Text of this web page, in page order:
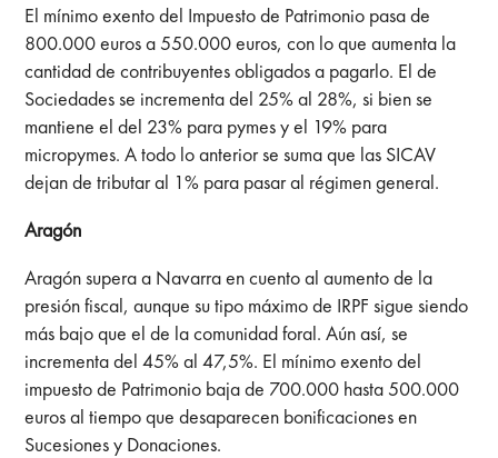
El mínimo exento del Impuesto de Patrimonio pasa de
800.000 euros a 550.000 euros, con lo que aumenta la
cantidad de contribuyentes obligados a pagarlo. El de
Sociedades se incrementa del 25% al 28%, si bien se
mantiene el del 23% para pymes y el 19% para
micropymes. A todo lo anterior se suma que las SICAV
dejan de tributar al 1% para pasar al régimen general.
Aragón
Aragón supera a Navarra en cuento al aumento de la
presión fiscal, aunque su tipo máximo de IRPF sigue siendo
más bajo que el de la comunidad foral. Aún así, se
incrementa del 45% al 47,5%. El mínimo exento del
impuesto de Patrimonio baja de 700.000 hasta 500.000
euros al tiempo que desaparecen bonificaciones en
Sucesiones y Donaciones.